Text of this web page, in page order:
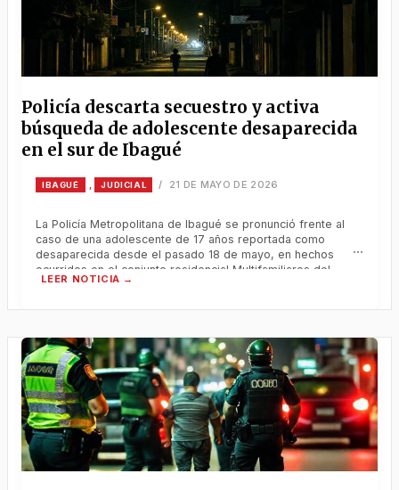
Policía descarta secuestro y activa
búsqueda de adolescente desaparecida
en el sur de Ibagué
IBAGUÉ JUDICIAL / 21 DE MAYO DE 2026
La Policía Metropolitana de Ibagué se pronunció frente al
caso de una adolescente de 17 años reportada como
desaparecida desde el pasado 18 de mayo, en hechos
ocurridos en el conjunto residencial Multifamiliares del
Tejar, ubicado en el sur de la capital tolimense. Policía